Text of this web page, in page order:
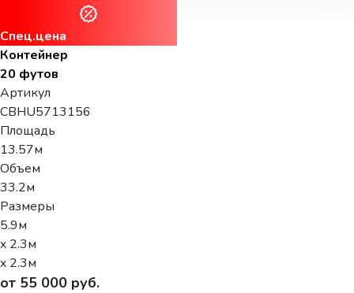
Спец.цена
Контейнер
20 футов
Артикул
CBHU5713156
Площадь
13.57м
Объем
33.2м
Размеры
5.9м
x 2.3м
x 2.3м
от 55 000 руб.